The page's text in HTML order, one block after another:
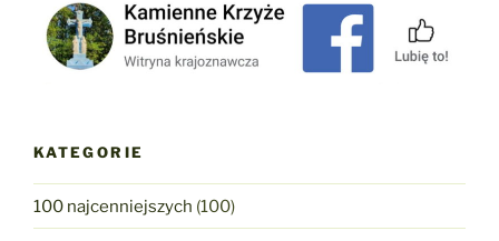
KATEGORIE
100 najcenniejszych (100)